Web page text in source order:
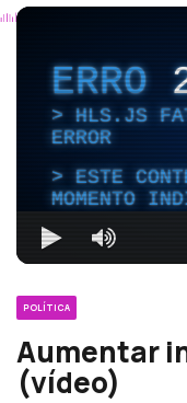
ERRO
HLS.JS
ERROR
ESTE
MOMENTO
POLÍTICA
Aumentar
(vídeo)